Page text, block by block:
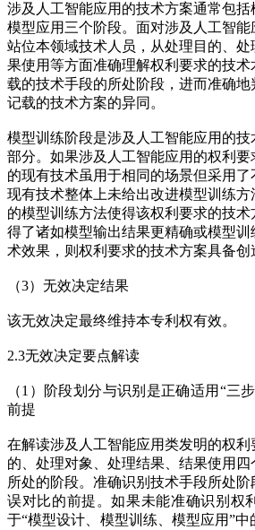
涉及人工智能应用的技术方案通常包括
模型应用三个阶段。面对涉及人工智
站位本领域技术人员，从处理目的、
果使用等方面准确理解权利要求的技
载的技术手段的所处阶段，进而准确
记载的技术方案的异同。
模型训练阶段是涉及人工智能应用的
部分。如果涉及人工智能应用的权利
的现有技术虽用于相同的场景但采用了
现有技术整体上未给出改进模型训练方
的模型训练方法使得该权利要求的技
得了诸如模型输出结果更精确或模型
术效果，则权利要求的技术方案具备创
（3）无效决定结果
该无效决定最终维持本专利权有效。
2.3无效决定要点解读
（1）阶段划分与识别是正确适用“三
前提
在解读涉及人工智能应用类发明的权利
的、处理对象、处理结果、结果使用
所处的阶段。准确识别技术手段所处
误对比的前提。如果未能准确识别权
于“模型设计、模型训练、模型应用”